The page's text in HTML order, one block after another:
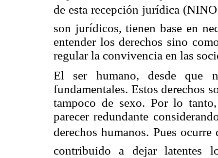
de esta recepción jurídica
son jurídicos, tienen base en
entender los derechos sino
regular la convivencia en las
El ser humano, desde que
fundamentales. Estos derechos
tampoco de sexo. Por lo
parecer redundante
derechos humanos. Pues
contribuido a dejar latentes